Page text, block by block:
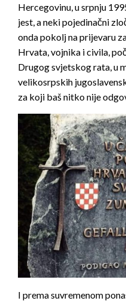
Hercegovinu, u srpnju
jest, a neki pojedinačni
onda pokolj na prijevaru
Hrvata, vojnika i civila,
Drugog svjetskog rata, u
velikosrpskih
za koji baš nitko nije
I prema suvremenom